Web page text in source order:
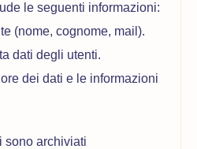
le seguenti informazioni:
(nome, cognome, mail).
dati degli utenti.
dei dati e le informazioni
archiviati